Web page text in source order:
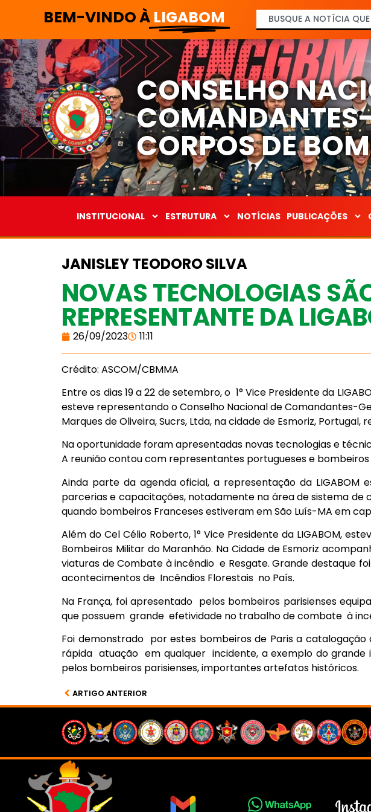
BEM-VINDO À LIGABOM
CONSELHO
CORPOS DE
INSTITUCIONAL ESTRUTURA NOTÍCIAS PUBLICAÇÕES
JANISLEY TEODORO SILVA
NOVAS TECNOLOGIAS
REPRESENTANTE DA
26/09/2023 11:11
Crédito: ASCOM/CBMMA
Entre os dias 19 a 22 de setembro, o 1° Vice Presidente da
esteve representando o Conselho Nacional de Comandantes-
Marques de Oliveira, Sucrs, Ltda, na cidade de Esmoriz,
Na oportunidade foram apresentadas novas tecnologias e
A reunião contou com representantes portugueses e
Ainda parte da agenda oficial, a representação da LIGABOM
parcerias e capacitações, notadamente na área de sistema de
quando bombeiros Franceses estiveram em São Luís-MA em
Além do Cel Célio Roberto, 1° Vice Presidente da LIGABOM,
Bombeiros Militar do Maranhão. Na Cidade de Esmoriz
viaturas de Combate à incêndio e Resgate. Grande destaque
acontecimentos de Incêndios Florestais no País.
Na França, foi apresentado pelos bombeiros parisienses
que possuem grande efetividade no trabalho de combate à
Foi demonstrado por estes bombeiros de Paris a
rápida atuação em qualquer incidente, a exemplo do
pelos bombeiros parisienses, importantes artefatos históricos.
ARTIGO ANTERIOR